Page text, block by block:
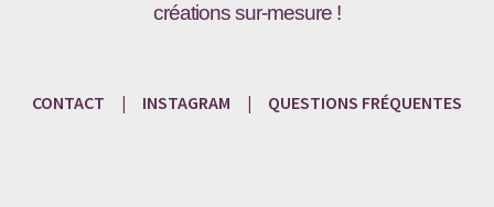
créations sur-mesure !
CONTACT | INSTAGRAM | QUESTIONS FRÉQUENTES